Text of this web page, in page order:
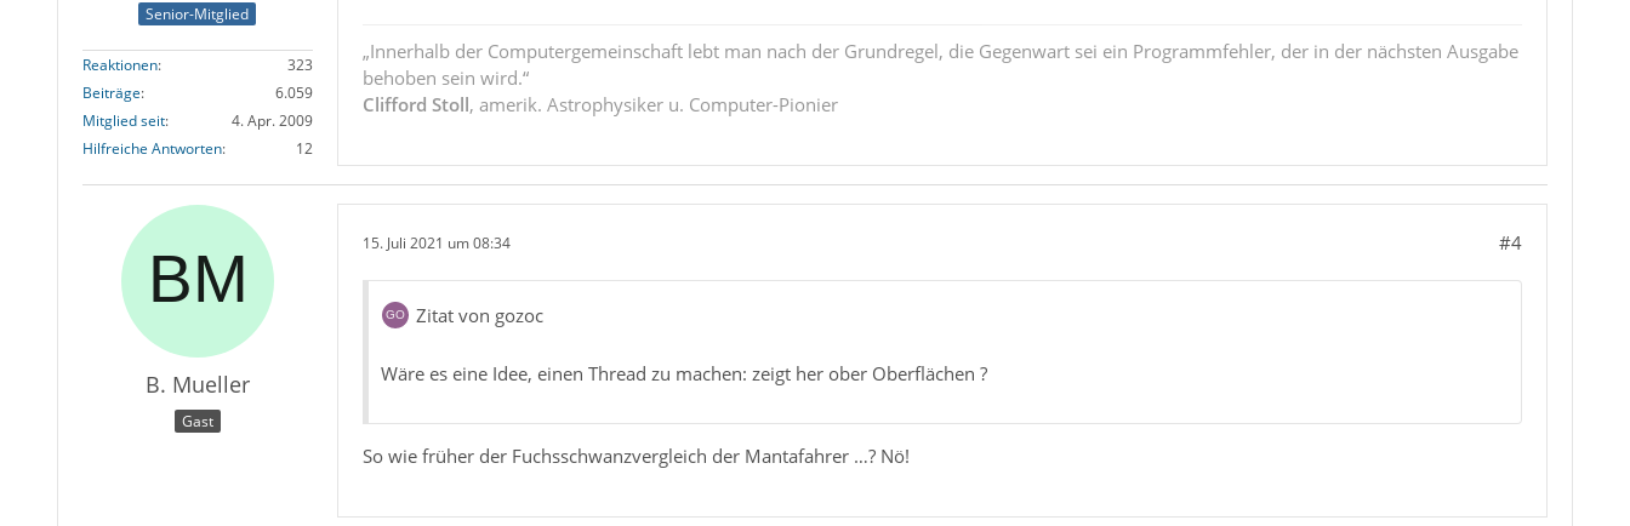
Senior-Mitglied
Reaktionen
323
Beiträge
6.059
Mitglied seit
4. Apr. 2009
Hilfreiche Antworten
12
„Innerhalb der Computergemeinschaft lebt man nach der Grundregel, die Gegenwart sei ein Programmfehler, der in der nächsten Ausgabe
behoben sein wird.“
Clifford Stoll, amerik. Astrophysiker u. Computer-Pionier
B. Mueller
Gast
15. Juli 2021 um 08:34 #4
Zitat von gozoc
Wäre es eine Idee, einen Thread zu machen: zeigt her ober Oberflächen ?
So wie früher der Fuchsschwanzvergleich der Mantafahrer …? Nö!